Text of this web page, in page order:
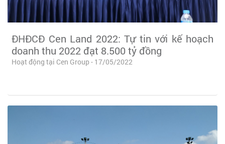
ĐHĐCĐ Cen Land 2022: Tự tin với kế hoạch
doanh thu 2022 đạt 8.500 tỷ đồng
Hoạt động tại Cen Group - 17/05/2022